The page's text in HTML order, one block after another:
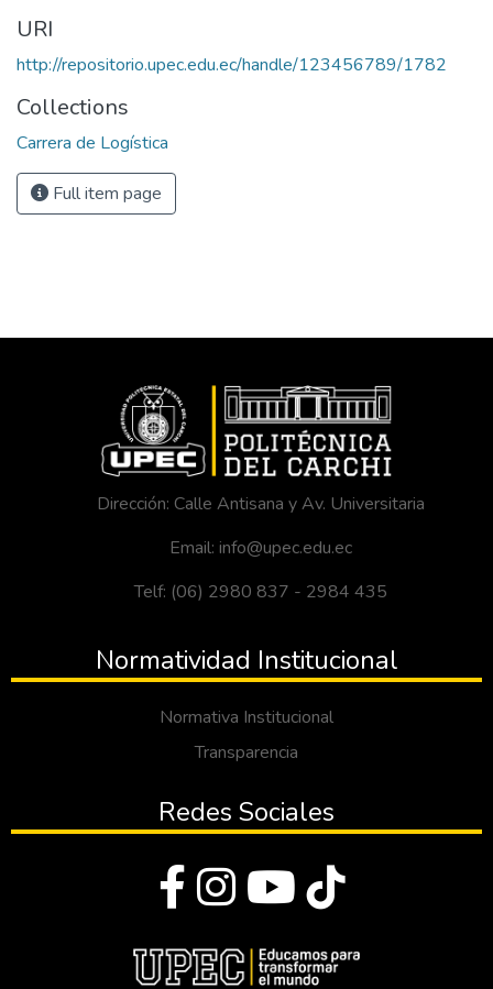
URI
http://repositorio.upec.edu.ec/handle/123456789/1782
Collections
Carrera de Logística
Full item page
Dirección: Calle Antisana y Av. Universitaria
Email: info@upec.edu.ec
Telf: (06) 2980 837 - 2984 435
Normatividad Institucional
Normativa Institucional
Transparencia
Redes Sociales